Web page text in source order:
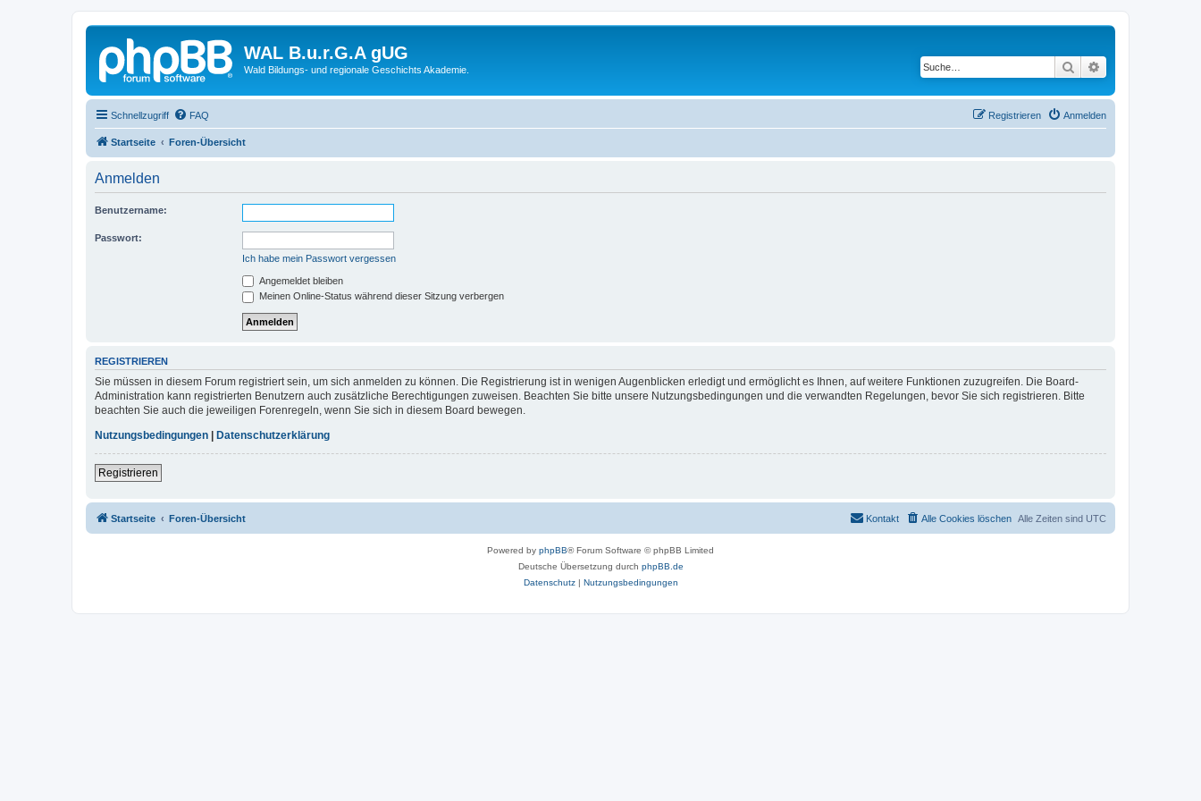
WAL B.u.r.G.A gUG
Wald Bildungs- und regionale Geschichts Akademie. Suche
Schnellzugriff FAQ Anmelden
Registrieren
Startseite Foren-Übersicht
Anmelden
Benutzername:
Passwort:
Ich habe mein Passwort vergessen
Angemeldet bleiben
Meinen Online-Status während dieser Sitzung verbergen
REGISTRIEREN
Sie müssen in diesem Forum registriert sein, um sich anmelden zu können. Die Registrierung ist in wenigen Augenblicken erledigt und ermöglicht es Ihnen, auf weitere Funktionen zuzugreifen. Die Board-
Administration kann registrierten Benutzern auch zusätzliche Berechtigungen zuweisen. Beachten Sie bitte unsere Nutzungsbedingungen und die verwandten Regelungen, bevor Sie sich registrieren. Bitte
beachten Sie auch die jeweiligen Forenregeln, wenn Sie sich in diesem Board bewegen.
Nutzungsbedingungen
Datenschutzerklärung
Registrieren
Startseite Foren-Übersicht Alle Zeiten sind UTC
Alle Cookies löschen
Kontakt
Powered by phpBB® Forum Software © phpBB Limited
Deutsche Übersetzung durch phpBB.de
Datenschutz| Nutzungsbedingungen